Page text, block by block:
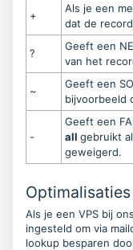
+
Als je een
dat de
?
Geeft een
van het
~
Geeft een
bijvoorbeeld
-
Geeft een
all gebruikt
geweigerd.
Als je een VPS bij
ingesteld om via
lookup besparen